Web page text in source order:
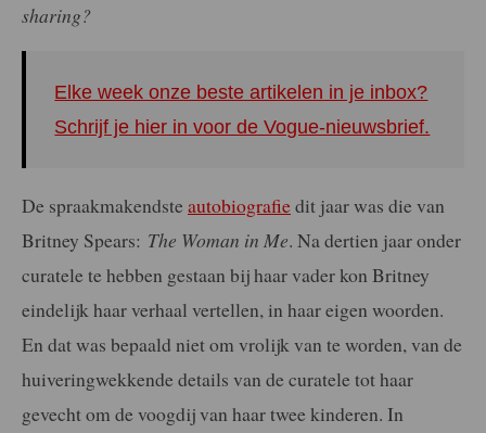
sharing?
Elke week onze beste artikelen in je inbox?
Schrijf je hier in voor de Vogue-nieuwsbrief.
De spraakmakendste autobiografiedit jaar was die van
Britney Spears: The Woman in Me. Na dertien jaar onder
curatele te hebben gestaan bij haar vader kon Britney
eindelijk haar verhaal vertellen, in haar eigen woorden.
En dat was bepaald niet om vrolijk van te worden, van de
huiveringwekkende details van de curatele tot haar
gevecht om de voogdij van haar twee kinderen. In